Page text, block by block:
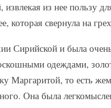
извлекая из нее пользу
которая свернула на
Сирийской и была
одеждами,
Маргаритой, то есть
Она была